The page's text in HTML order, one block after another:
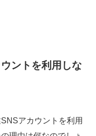
ントを利用しな
アカウントを利用